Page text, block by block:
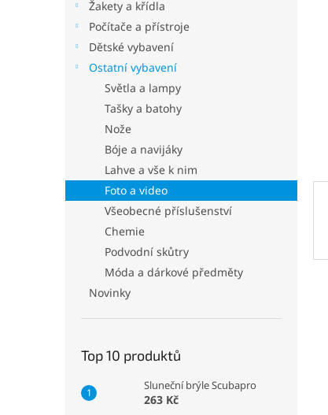
Žakety a křídla
Počítače a přístroje
Dětské vybavení
Ostatní vybavení
Světla a lampy
Tašky a batohy
Nože
Bóje a navijáky
Lahve a vše k nim
Foto a video
Všeobecné příslušenství
Chemie
Podvodní skůtry
Móda a dárkové předměty
Novinky
Top 10 produktů
Sluneční brýle Scubapro
263 Kč